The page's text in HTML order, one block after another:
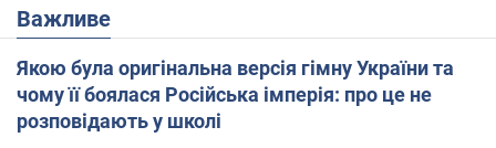
Важливе
Якою була оригінальна версія гімну України та
чому її боялася Російська імперія: про це не
розповідають у школі